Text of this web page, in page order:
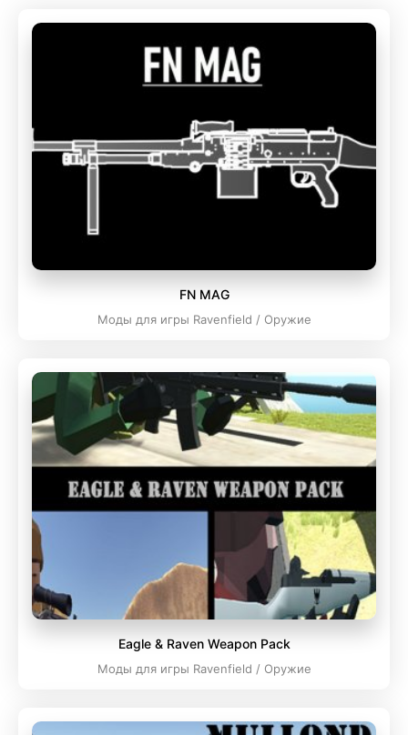
FN MAG
Моды для игры Ravenfield / Оружие
Eagle & Raven Weapon Pack
Моды для игры Ravenfield / Оружие